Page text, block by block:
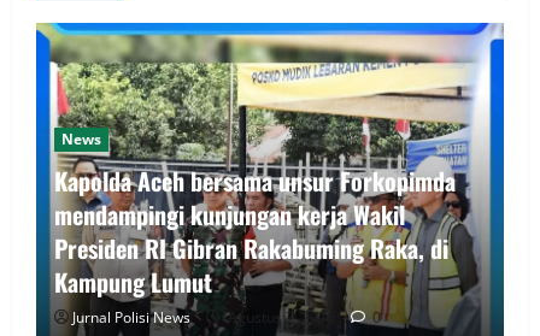
News
Kapolda Aceh bersama unsur Forkopimda
mendampingi kunjungan kerja Wakil
Presiden RI Gibran Rakabuming Raka, di
Kampung Lumut
Jurnal Polisi News Agustus 7, 2026 0